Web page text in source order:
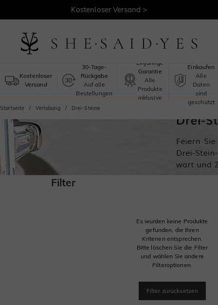
Kostenloser Versand >
Kostenloser
Versand
30-Tage-
Rückgabe
Auf alle
Bestellungen
Einjährige
Garantie
Alle
Produkte
inklusive
Einkaufen
Alle
Daten
sind
geschützt
Startseite Verlobung Drei-Steine
Filter
Es wurden keine Produkte
gefunden, die Ihren
Kriterien entsprechen.
Bitte löschen Sie die Filter
und wählen Sie andere
Filteroptionen.
Filter zurücksetzen